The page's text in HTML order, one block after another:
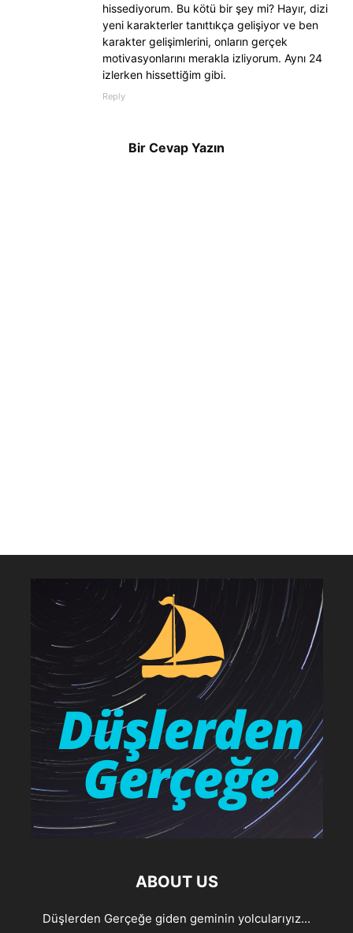
hissediyorum. Bu kötü bir şey mi? Hayır, dizi
yeni karakterler tanıttıkça gelişiyor ve ben
karakter gelişimlerini, onların gerçek
motivasyonlarını merakla izliyorum. Aynı 24
izlerken hissettiğim gibi.
Reply
Bir Cevap Yazın
ABOUT US
Düşlerden Gerçeğe giden geminin yolcularıyız...